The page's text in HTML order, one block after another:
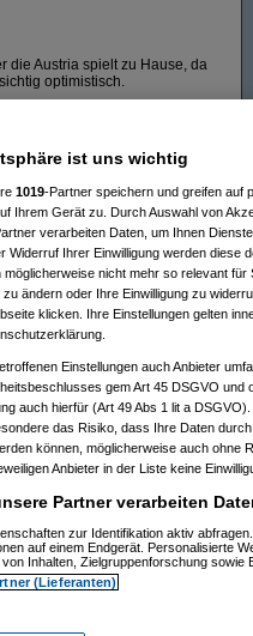
die Austria spielt zu Hause, da
optimistisch.
20:36:34)
20:37:39)
20:40:59)
30.09.2009, 20:41:20)
am 30.09.2009, 20:42:04)
20:45:37)
(substituteam 30.09.2009,
substitute
am 01.10.2009,
01.10.2009, 22:58:35)
22:45:21)
22:47:25)
11:44:17)
13:35:42)
13:57:51)
11:55:41)
11:56:58)
11:57:54)
am 01.10.2009, 11:58:30)
am 01.10.2009, 12:02:51)
ist uns wichtig
1019-Partner speichern und greifen auf
Ihrem Gerät zu. Durch Auswahl von
verarbeiten Daten, um Ihnen
Widerruf Ihrer Einwilligung werden
möglicherweise nicht mehr so relevant
zu ändern oder Ihre Einwilligung zu
klicken. Ihre Einstellungen gelten
Einstellungen auch Anbieter
gem Art 45 DSGVO und
auch hierfür (Art 49 Abs 1 lit a
das Risiko, dass Ihre Daten
können, möglicherweise auch ohne
Anbieter in der Liste keine
Partner verarbeiten
zur Identifikation aktiv
auf einem Endgerät. Personalisierte
Inhalten, Zielgruppenforschung sowie
(Lieferanten)